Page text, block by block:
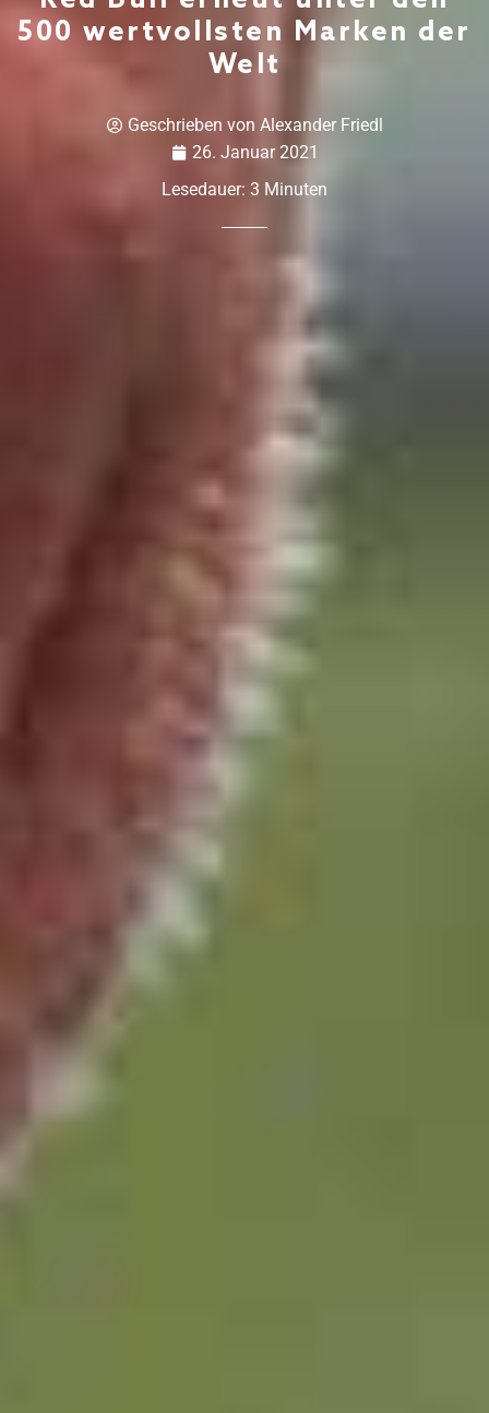
500 wertvollsten Marken der
Welt
Geschrieben von Alexander Friedl
26. Januar 2021
Lesedauer: 3 Minuten